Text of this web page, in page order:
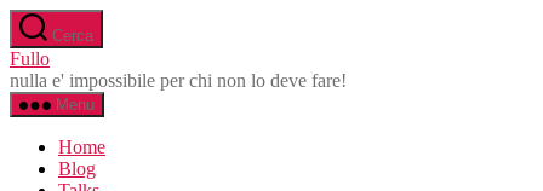
Salta
al
contenuto
Cerca
Fullo
nulla e' impossibile per chi non lo deve fare!
Menu
Home
Blog